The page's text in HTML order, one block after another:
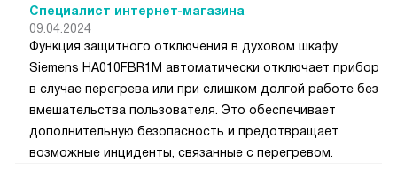
Специалист интернет-магазина
09.04.2024
Функция защитного отключения в духовом шкафу
Siemens HA010FBR1M автоматически отключает прибор
в случае перегрева или при слишком долгой работе без
вмешательства пользователя. Это обеспечивает
дополнительную безопасность и предотвращает
возможные инциденты, связанные с перегревом.